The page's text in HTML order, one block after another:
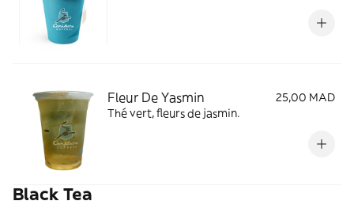
Fleur De Yasmin
25,00 MAD
Thé vert, fleurs de jasmin.
Black Tea